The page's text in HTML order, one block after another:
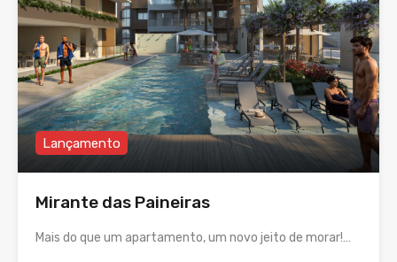
Lançamento
Mirante das Paineiras
Mais do que um apartamento, um novo jeito de morar!…